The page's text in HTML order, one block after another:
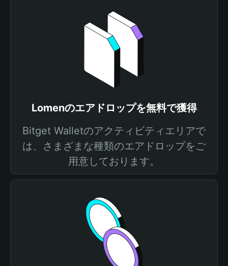
Lomenのエアドロップを無料で獲得
Bitget Walletのアクティビティエリアで
は、さまざまな種類のエアドロップをご
用意しております。